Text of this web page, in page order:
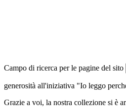
Campo di ricerca per le pagine del sito
generosità all'iniziativa "Io leggo
Grazie a voi, la nostra collezione si è